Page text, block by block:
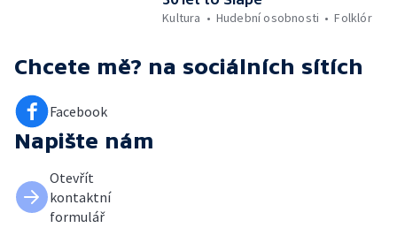
Kultura
Hudební osobnosti Folklór
Chcete mě? na sociálních sítích
Facebook
Napište nám
Otevřít
kontaktní
formulář